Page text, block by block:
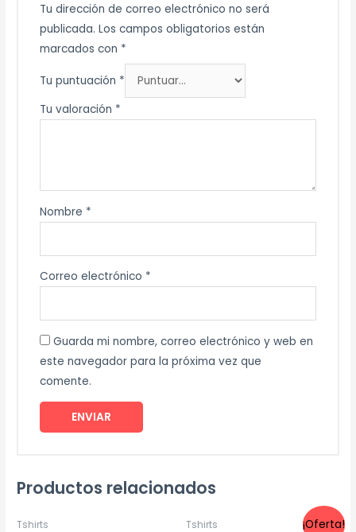
Tu dirección de correo electrónico no será
publicada. Los campos obligatorios están
marcados con *
Tu puntuación *
Tu valoración *
Nombre *
Correo electrónico *
Guarda mi nombre, correo electrónico y web en
este navegador para la próxima vez que
comente.
Productos relacionados
Tshirts ¡Oferta!
Tshirts